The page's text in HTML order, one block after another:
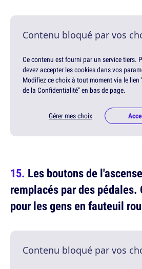
Contenu bloqué par vos
Ce contenu est fourni par un service tiers.
devez accepter les cookies dans vos
Modifiez ce choix à tout moment via le lien
de la Confidentialité" en bas de page.
Gérer mes choix
Les boutons de
remplacés par des pédales.
pour les gens en fauteuil
Contenu bloqué par vos